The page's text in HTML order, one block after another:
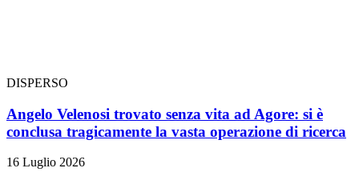
DISPERSO
Angelo Velenosi trovato senza vita ad Agore: si è
conclusa tragicamente la vasta operazione di ricerca
16 Luglio 2026